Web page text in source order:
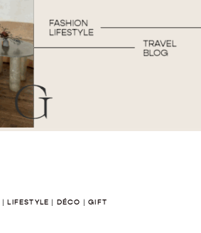
|LIFESTYLE | DÉCO |GIFT